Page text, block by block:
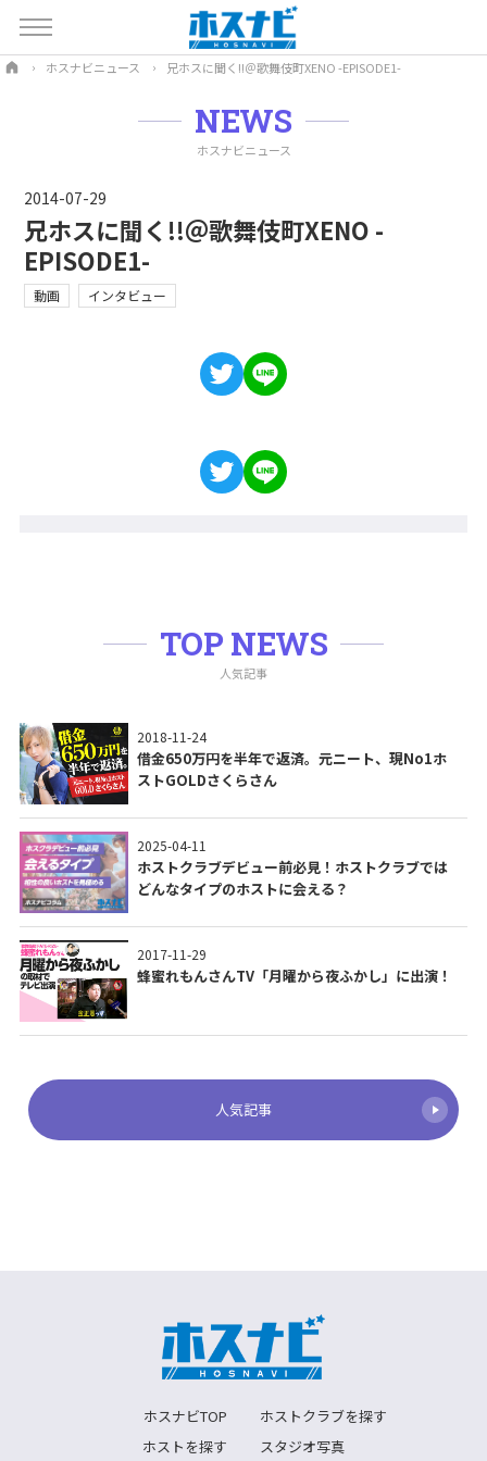
ホスナビニュース 兄ホスに聞く!!＠歌舞伎町XENO -EPISODE1-
NEWS
ホスナビニュース
2014-07-29
兄ホスに聞く!!＠歌舞伎町XENO -
EPISODE1-
動画 インタビュー
TOP NEWS
人気記事
2018-11-24
借金650万円を半年で返済。元ニート、現No1ホ
ストGOLDさくらさん
2025-04-11
ホストクラブデビュー前必見！ホストクラブでは
どんなタイプのホストに会える？
2017-11-29
蜂蜜れもんさんTV「月曜から夜ふかし」に出演！
人気記事
ホスナビTOP
ホストクラブを探す
ホストを探す
スタジオ写真